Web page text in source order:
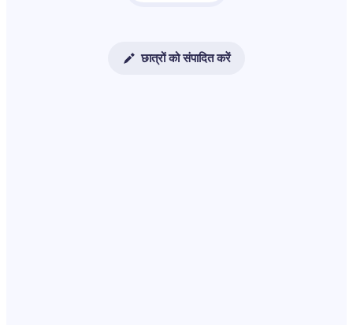
छात्रों को संपादित करें